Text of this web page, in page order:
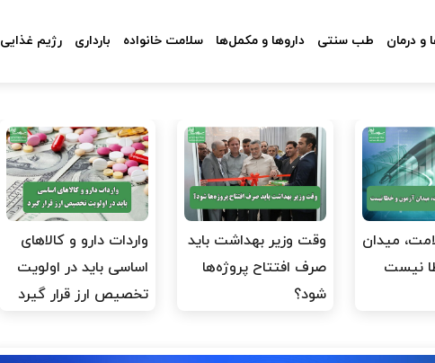
و درمان طب سنتی داروها و مکمل‌ها سلامت خانواده بارداری رژیم غذایی
میدان
نیست
وقت وزیر بهداشت باید
صرف افتتاح پروژه‌ها
شود؟
واردات دارو و کالاهای
اساسی باید در اولویت
تخصیص ارز قرار گیرد